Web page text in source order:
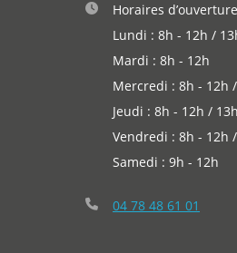
Horaires
Lundi : 8h - 12h /
Mardi : 8h - 12h
Mercredi : 8h - 12h
Jeudi : 8h - 12h /
Vendredi : 8h - 12h
Samedi : 9h - 12h
04 78 48 61 01
Annuaire
Agenda